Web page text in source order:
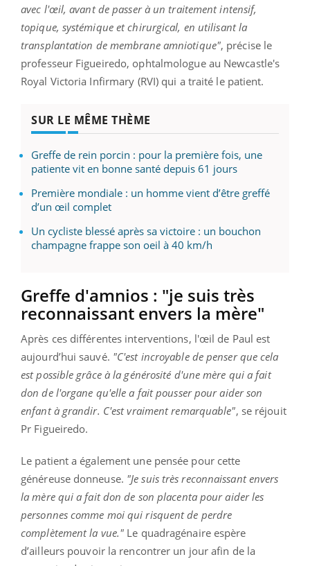
avec l'œil, avant de passer à un traitement intensif,
topique, systémique et chirurgical, en utilisant la
transplantation de membrane amniotique", précise le
professeur Figueiredo, ophtalmologue au ​​Newcastle's
Royal Victoria Infirmary (RVI) qui a traité le patient.
SUR LE MÊME THÈME
Greffe de rein porcin : pour la première fois, une
patiente vit en bonne santé depuis 61 jours
Première mondiale : un homme vient d’être greffé
d’un œil complet
Un cycliste blessé après sa victoire : un bouchon
champagne frappe son oeil à 40 km/h
Greffe d'amnios : "je suis très
reconnaissant envers la mère"
Après ces différentes interventions, l'œil de Paul est
aujourd’hui sauvé. "C'est incroyable de penser que cela
est possible grâce à la générosité d'une mère qui a fait
don de l'organe qu'elle a fait pousser pour aider son
enfant à grandir. C'est vraiment remarquable", se réjouit
Pr Figueiredo.
Le patient a également une pensée pour cette
généreuse donneuse. "Je suis très reconnaissant envers
la mère qui a fait don de son placenta pour aider les
personnes comme moi qui risquent de perdre
complètement la vue." Le quadragénaire espère
d’ailleurs pouvoir la rencontrer un jour afin de la